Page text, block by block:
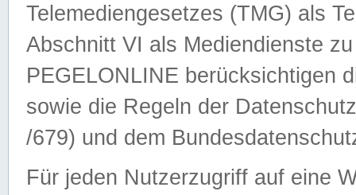
Telemediengesetzes (TMG) als
Abschnitt VI als Mediendienste
PEGELONLINE berücksichtigen
sowie die Regeln der
/679) und dem
Für jeden Nutzerzugriff auf eine